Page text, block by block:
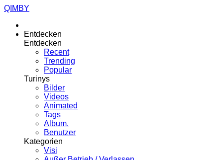
QIMBY
Entdecken
Entdecken
Recent
Trending
Popular
Turinys
Bilder
Videos
Animated
Tags
Album.
Benutzer
Kategorien
Visi